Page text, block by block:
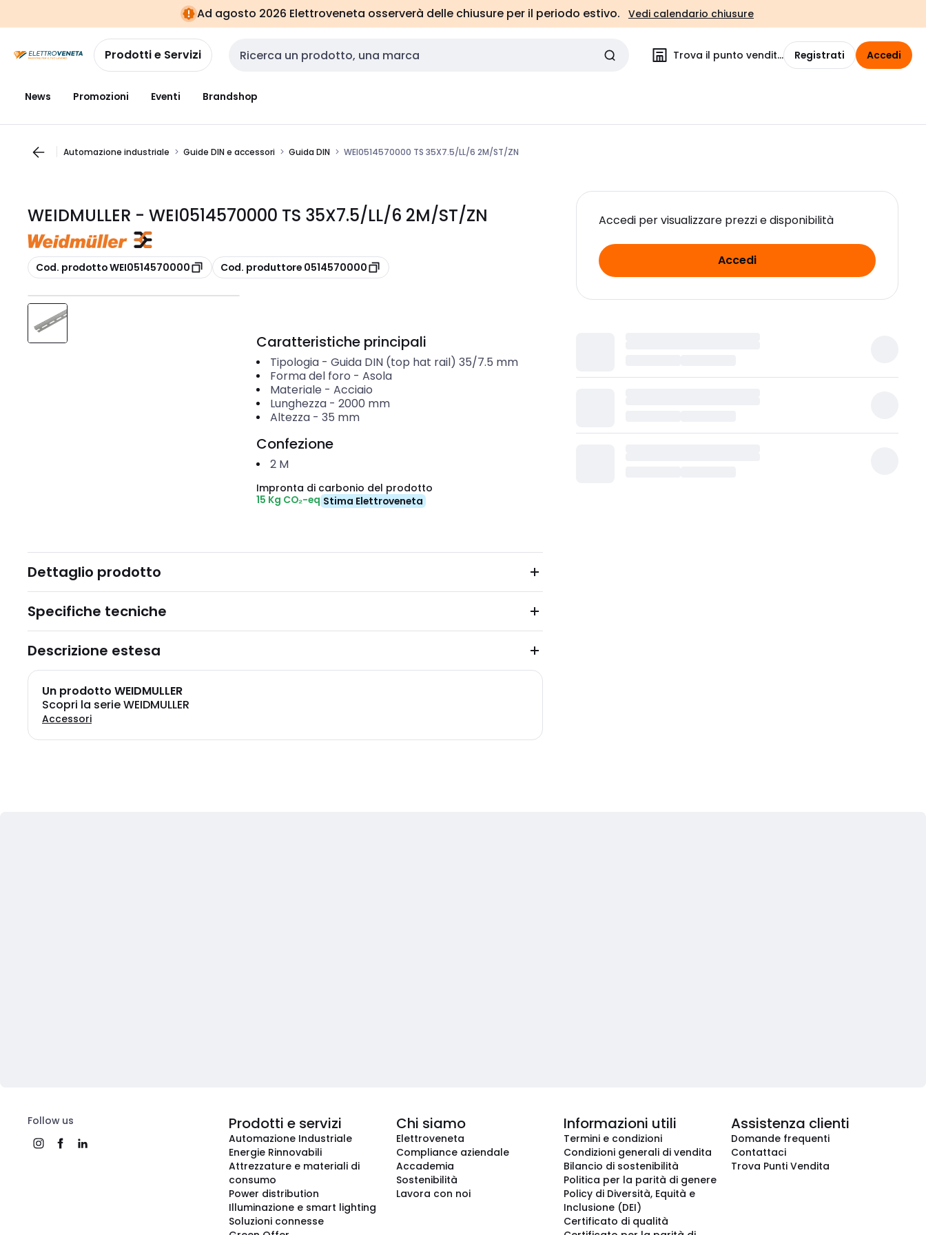
navigazionealla
pagina
Ad agosto 2026 Elettroveneta osserverà delle chiusure per il periodo estivo. Vedi calendario chiusure
Prodotti e Servizi Cerca input Trova il punto vendita Registrati Accedi
News Promozioni Eventi Brandshop
Automazione industriale Guide DIN e accessori Guida DIN WEI0514570000 TS 35X7.5/LL/6 2M/ST/ZN
WEIDMULLER - WEI0514570000 TS 35X7.5/LL/6 2M/ST/ZN
copia
Cod. prodotto WEI0514570000 copia
Cod. produttore 0514570000
Accedi per visualizzare prezzi e disponibilità
Accedi
Caratteristiche principali
Tipologia- Guida DIN (top hat rail) 35/7.5 mm
Forma del foro - Asola
Materiale - Acciaio
Lunghezza- 2000 mm
Altezza- 35 mm
Confezione
2 M
Impronta di carbonio del prodotto
15 Kg CO₂-eq Stima Elettroveneta
Dettaglio prodotto
Specifiche tecniche
Descrizione estesa
Un prodotto WEIDMULLER
Scopri la serie WEIDMULLER
Accessori
Follow us Prodotti e servizi
Automazione Industriale
Energie Rinnovabili
Attrezzature e materiali di
consumo
Power distribution
Illuminazione e smart lighting
Soluzioni connesse
Chi siamo
Elettroveneta
Compliance aziendale
Accademia
Sostenibilità
Lavora con noi
Informazioni utili
Termini e condizioni
Condizioni generali di vendita
Bilancio di sostenibilità
Politica per la parità di genere
Policy di Diversità, Equità e
Inclusione (DEI)
Certificato di qualità
Assistenza clienti
Domande frequenti
Contattaci
Trova Punti Vendita